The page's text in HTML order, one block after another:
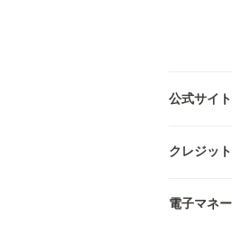
公式サイト
クレジッ
電子マネー